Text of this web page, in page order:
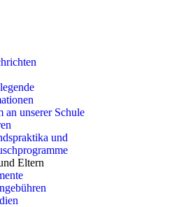
an unserer Schule
und
Eltern